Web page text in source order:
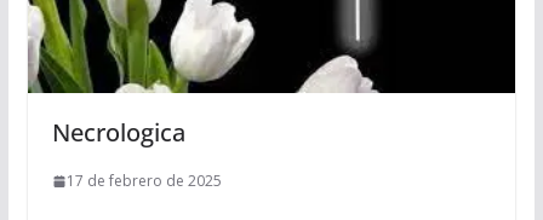
Necrologica
17 de febrero de 2025